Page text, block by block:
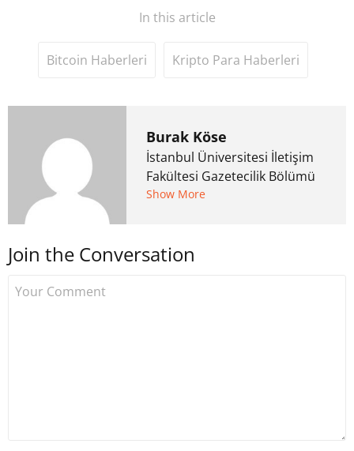
In this article
Bitcoin Haberleri Kripto Para Haberleri
Burak Köse
İstanbul Üniversitesi İletişim
Fakültesi Gazetecilik Bölümü
mezunu. 6 yıl ana akım
kurdu. 2017'nin Mayıs ayından
Show More
Join the Conversation